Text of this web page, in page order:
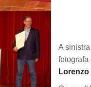
A
fotografa
Lorenzo